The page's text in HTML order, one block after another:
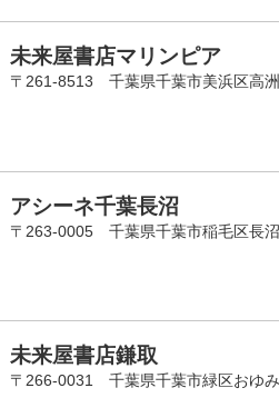
未来屋書店マリンピア
〒261-8513 千葉県千葉市美浜区高
アシーネ千葉長沼
〒263-0005 千葉県千葉市稲毛区長
未来屋書店鎌取
〒266-0031 千葉県千葉市緑区おゆ